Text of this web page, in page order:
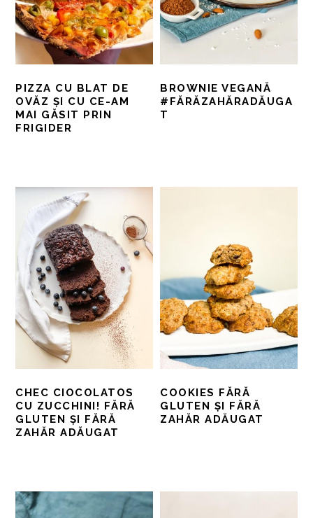
PIZZA CU BLAT DE
OVĂZ ȘI CU CE-AM
MAI GĂSIT PRIN
FRIGIDER
BROWNIE VEGANĂ
#FĂRĂZAHĂRADĂUGA
T
CHEC CIOCOLATOS
CU ZUCCHINI! FĂRĂ
GLUTEN ȘI FĂRĂ
ZAHĂR ADĂUGAT
COOKIES FĂRĂ
GLUTEN ȘI FĂRĂ
ZAHĂR ADĂUGAT